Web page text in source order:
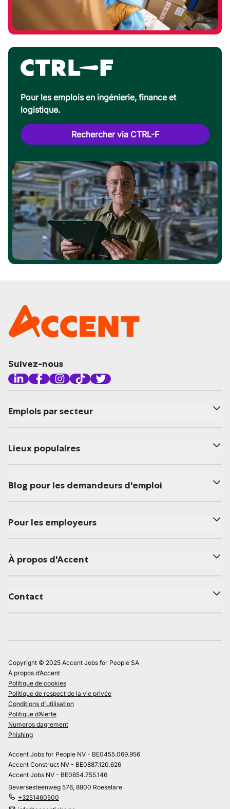
Pour les emplois en ingénierie, finance et
logistique.
Rechercher via CTRL-F
Suivez-nous
Emplois par secteur
Lieux populaires
Blog pour les demandeurs d'emploi
Pour les employeurs
À propos d'Accent
Contact
Copyright © 2025 Accent Jobs for People SA
À propos d’Accent
Politique de cookies
Politique de respect de la vie privée
Conditions d'utilisation
Politique d’Alerte
Numeros dagrement
Phishing
Accent Jobs for People NV - BE0455.069.956
Accent Construct NV - BE0887.120.626
Accent Jobs NV - BE0654.755.146
Beversesteenweg 576, 8800 Roeselare
+3251460500